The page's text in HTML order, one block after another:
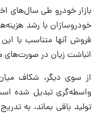
بازار خودرو طی سال‌های
خودروسازان با رشد
فروش آنها متناسب با
انباشت زیان در
از سوی دیگر، شکاف
واسطه‌گری تبدیل شده
تولید باقی بماند، به